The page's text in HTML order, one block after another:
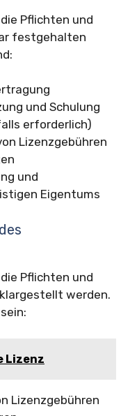
Pflichten und
festgehalten
und Schulung
erforderlich)
Lizenzgebühren
und
Eigentums
Pflichten und
werden.
Lizenz
Lizenzgebühren